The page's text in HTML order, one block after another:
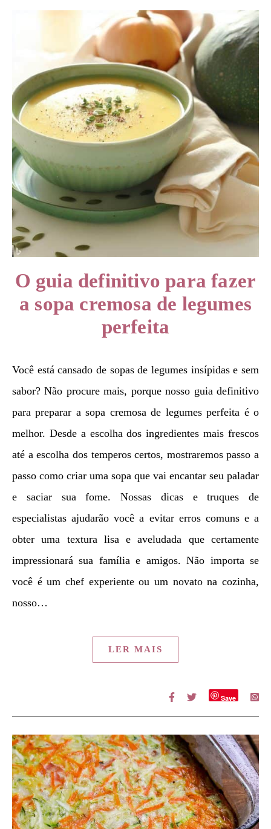
O guia definitivo para fazer
a sopa cremosa de legumes
perfeita
Você está cansado de sopas de legumes insípidas e sem
sabor? Não procure mais, porque nosso guia definitivo
para preparar a sopa cremosa de legumes perfeita é o
melhor. Desde a escolha dos ingredientes mais frescos
até a escolha dos temperos certos, mostraremos passo a
passo como criar uma sopa que vai encantar seu paladar
e saciar sua fome. Nossas dicas e truques de
especialistas ajudarão você a evitar erros comuns e a
obter uma textura lisa e aveludada que certamente
impressionará sua família e amigos. Não importa se
você é um chef experiente ou um novato na cozinha,
nosso…
LER MAIS
Save